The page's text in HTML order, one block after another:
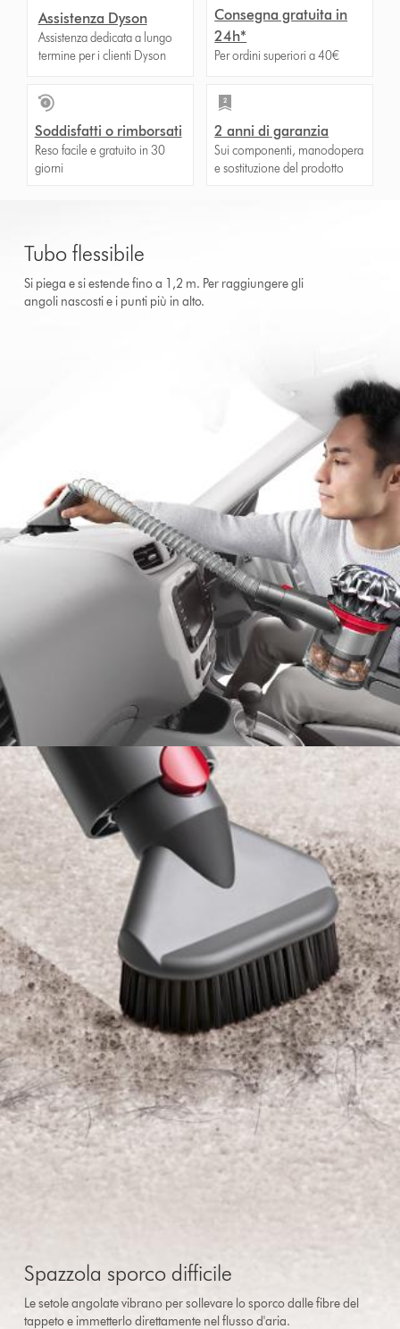
Assistenza Dyson
Assistenza dedicata a lungo
termine per i clienti Dyson
Consegna gratuita in
24h*
Per ordini superiori a 40€
Soddisfatti o rimborsati
Reso facile e gratuito in 30
giorni
2 anni di garanzia
Sui componenti, manodopera
e sostituzione del prodotto
Tubo flessibile
Si piega e si estende fino a 1,2 m. Per raggiungere gli
angoli nascosti e i punti più in alto.
Spazzola sporco difficile
Le setole angolate vibrano per sollevare lo sporco dalle fibre del
tappeto e immetterlo direttamente nel flusso d'aria.